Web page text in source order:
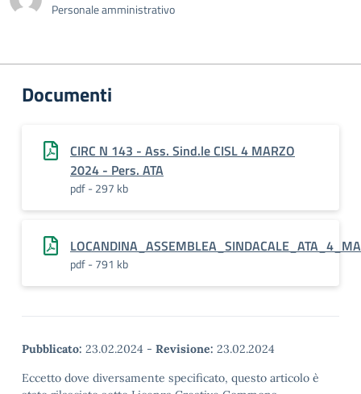
Personale amministrativo
Documenti
CIRC N 143 - Ass. Sind.le CISL 4 MARZO
2024 - Pers. ATA
pdf - 297 kb
pdf - 791 kb
Pubblicato: 23.02.2024 - Revisione: 23.02.2024
Eccetto dove diversamente specificato, questo articolo è